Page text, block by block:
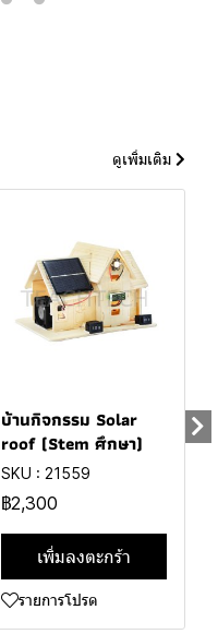
ดูเพิ่มเติม
บ้านกิจกรรม Solar
roof (Stem ศึกษา)
SKU : 21559
฿2,300
เพิ่มลงตะกร้า
รายการโปรด